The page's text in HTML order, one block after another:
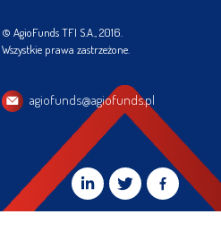
© AgioFunds TFI S.A., 2016.
Wszystkie prawa zastrzeżone.
agiofunds@agiofunds.pl